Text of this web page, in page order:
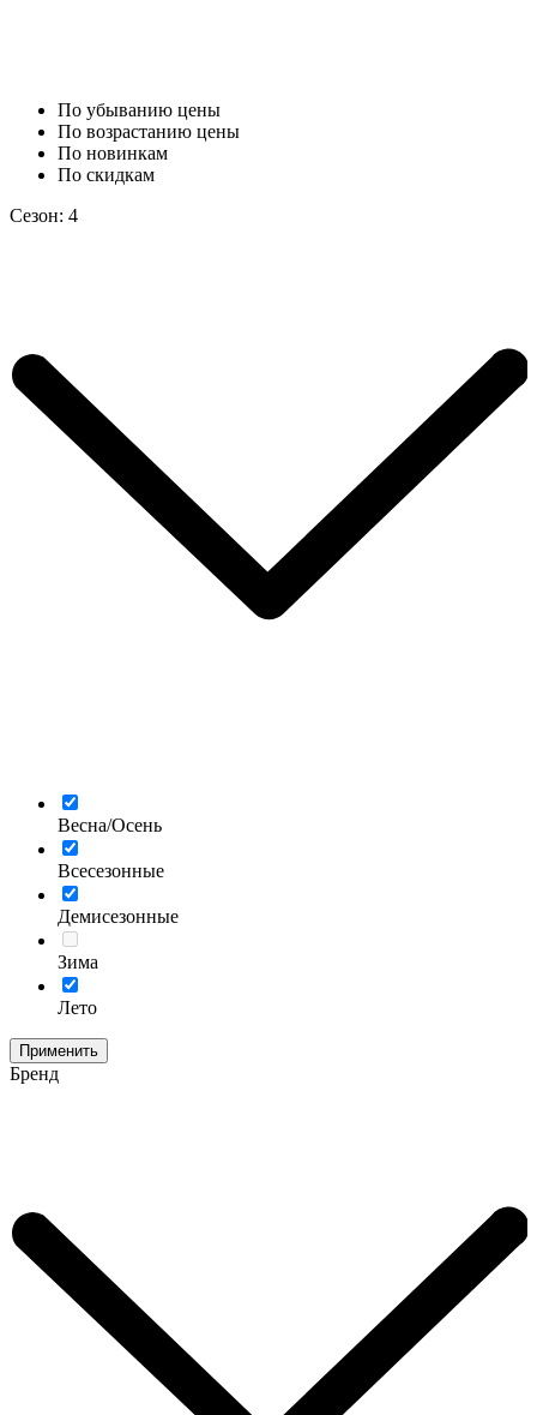
По убыванию цены
По возрастанию цены
По новинкам
По скидкам
Сезон: 4
Весна/Осень
Всесезонные
Демисезонные
Зима
Лето
Применить
Бренд